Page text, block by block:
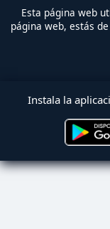
Esta página web
página web, estás
Instala la